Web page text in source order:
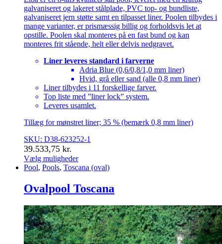
galvaniseret og lakeret stålplade, PVC top- og bundliste,
galvaniseret jern støtte samt en tilpasset liner. Poolen tilbydes i
mange varianter, er prismæssig billig og forholdsvis let at
opstille. Poolen skal monteres på en fast bund og kan
monteres frit stående, helt eller delvis nedgravet.
Liner leveres standard i farverne
Adria Blue (0,6/0,8/1,0 mm liner)
Hvid, grå eller sand (alle 0,8 mm liner)
Liner tilbydes i 11 forskellige farver.
Top liste med ”liner lock” system.
Leveres usamlet.
Tillæg for mønstret liner; 35 % (bemærk 0,8 mm liner)
SKU: D38-623252-1
39.533,75 kr.
Vælg muligheder
Dette
har
flere
Mulighederne
kan
vælges
på
Pool, Pools, Toscana (oval)
Ovalpool Toscana